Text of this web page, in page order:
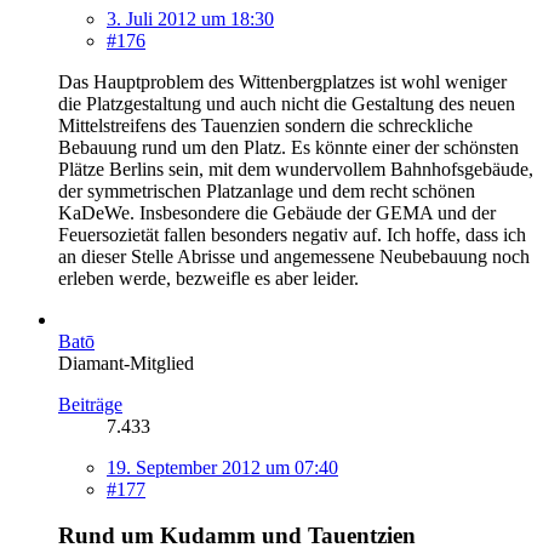
3. Juli 2012 um 18:30
#176
Das Hauptproblem des Wittenbergplatzes ist wohl weniger
die Platzgestaltung und auch nicht die Gestaltung des neuen
Mittelstreifens des Tauenzien sondern die schreckliche
Bebauung rund um den Platz. Es könnte einer der schönsten
Plätze Berlins sein, mit dem wundervollem Bahnhofsgebäude,
der symmetrischen Platzanlage und dem recht schönen
KaDeWe. Insbesondere die Gebäude der GEMA und der
Feuersozietät fallen besonders negativ auf. Ich hoffe, dass ich
an dieser Stelle Abrisse und angemessene Neubebauung noch
erleben werde, bezweifle es aber leider.
Batō
Diamant-Mitglied
Beiträge
7.433
19. September 2012 um 07:40
#177
Rund um Kudamm und Tauentzien